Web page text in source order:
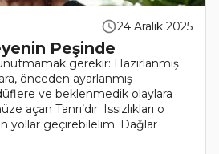
24 Aralık 2025
Peşinde
gerekir: Hazırlanmış
önceden ayarlanmış
ve beklenmedik olaylara
açan Tanrı’dır. Issızlıkları o
yollar geçirebilelim. Dağlar